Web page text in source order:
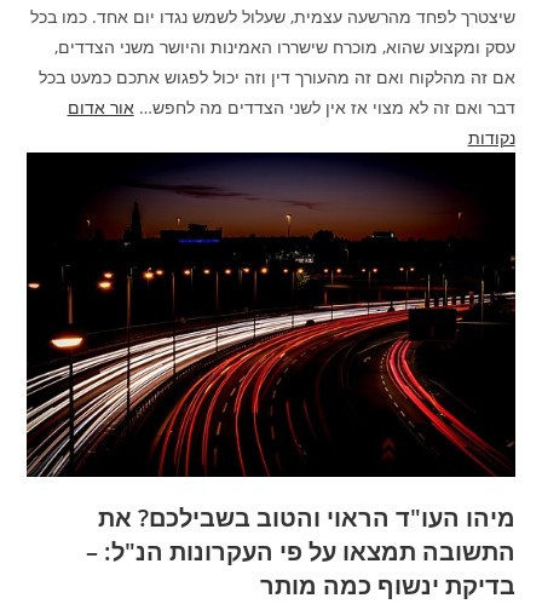
שיצטרך לפחד מהרשעה עצמית, שעלול לשמש נגדו יום אחד. כמו בכל
עסק ומקצוע שהוא, מוכרח שישררו האמינות והיושר משני הצדדים,
אם זה מהלקוח ואם זה מהעורך דין וזה יכול לפגוש אתכם כמעט בכל
דבר ואם זה לא מצוי אז אין לשני הצדדים מה לחפש… אור אדום
נקודות
מיהו העו"ד הראוי והטוב בשבילכם? את
התשובה תמצאו על פי העקרונות הנ"ל: –
בדיקת ינשוף כמה מותר